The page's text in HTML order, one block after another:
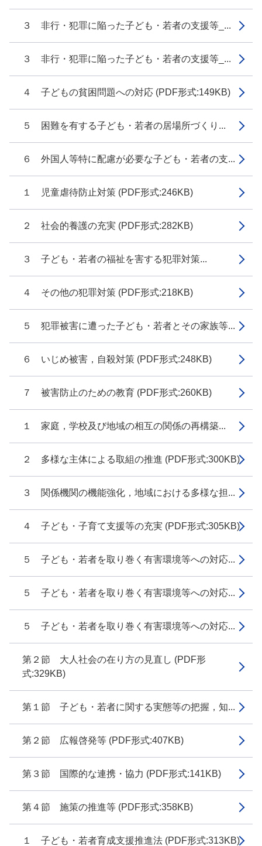
３ 非行・犯罪に陥った子ども・若者の支援等_...
３ 非行・犯罪に陥った子ども・若者の支援等_...
４ 子どもの貧困問題への対応 (PDF形式:149KB)
５ 困難を有する子ども・若者の居場所づくり...
６ 外国人等特に配慮が必要な子ども・若者の支...
１ 児童虐待防止対策 (PDF形式:246KB)
２ 社会的養護の充実 (PDF形式:282KB)
３ 子ども・若者の福祉を害する犯罪対策...
４ その他の犯罪対策 (PDF形式:218KB)
５ 犯罪被害に遭った子ども・若者とその家族等...
６ いじめ被害，自殺対策 (PDF形式:248KB)
７ 被害防止のための教育 (PDF形式:260KB)
１ 家庭，学校及び地域の相互の関係の再構築...
２ 多様な主体による取組の推進 (PDF形式:300KB)
３ 関係機関の機能強化，地域における多様な担...
４ 子ども・子育て支援等の充実 (PDF形式:305KB)
５ 子ども・若者を取り巻く有害環境等への対応...
５ 子ども・若者を取り巻く有害環境等への対応...
５ 子ども・若者を取り巻く有害環境等への対応...
第２節 大人社会の在り方の見直し (PDF形
式:329KB)
第１節 子ども・若者に関する実態等の把握，知...
第２節 広報啓発等 (PDF形式:407KB)
第３節 国際的な連携・協力 (PDF形式:141KB)
第４節 施策の推進等 (PDF形式:358KB)
１ 子ども・若者育成支援推進法 (PDF形式:313KB)